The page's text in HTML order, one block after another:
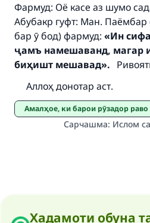
Фармуд: Оё касе аз шумо
Абубакр гуфт: Ман. Паёмбар
бар ӯ бод) фармуд: «Ин
ҷамъ намешаванд, магар
биҳишт мешавад».
Аллоҳ донотар аст.
Амалҳое, ки барои рӯзадор раво аст
Сарчашма: Ислом
Хадамоти обуна
"A person who leads
good will earn the same
do it."
(MUSLIM,
Support